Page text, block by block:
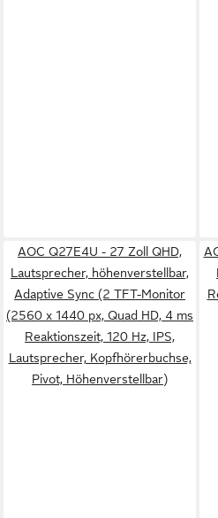
AOC Q27E4U - 27 Zoll QHD,
Lautsprecher, höhenverstellbar,
Adaptive Sync (2 TFT-Monitor
(2560 x 1440 px, Quad HD, 4 ms
Reaktionszeit, 120 Hz, IPS,
Lautsprecher, Kopfhörerbuchse,
Pivot, Höhenverstellbar)